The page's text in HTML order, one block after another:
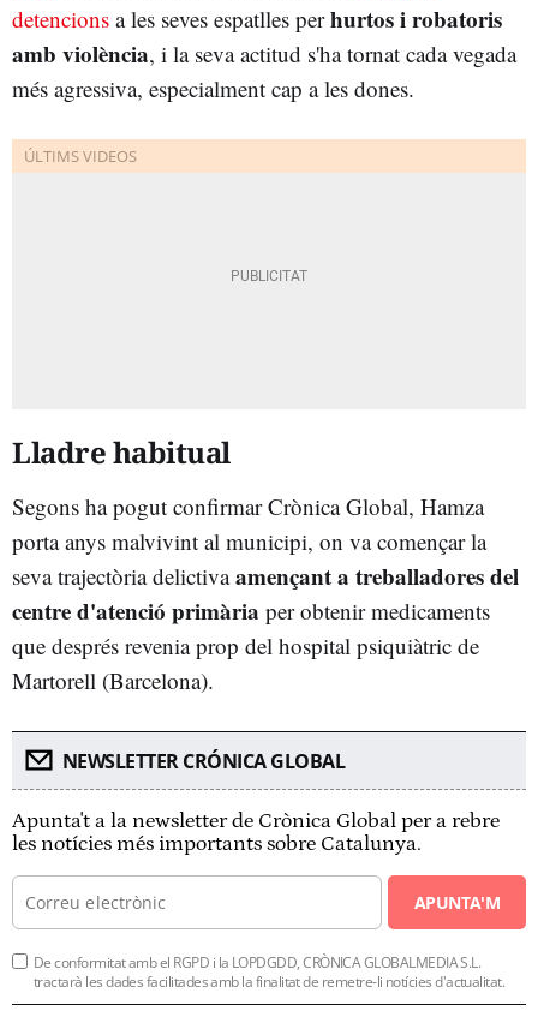
detencions a les seves espatlles perhurtos i robatoris
amb violència, i la seva actitud s'ha tornat cada vegada
més agressiva, especialment cap a les dones.
Lladre habitual
Segons ha pogut confirmar Crònica Global, Hamza
porta anys malvivint al municipi, on va començar la
seva trajectòria delictivaamençant a treballadores del
centre d'atenció primària per obtenir medicaments
que després revenia prop del hospital psiquiàtric de
Martorell (Barcelona).
NEWSLETTER CRÓNICA GLOBAL
Apunta't a la newsletter de Crònica Global per a rebre
les notícies més importants sobre Catalunya.
APUNTA'M
De conformitat amb el RGPD i la LOPDGDD, CRÒNICA GLOBALMEDIA S.L.
tractarà les dades facilitades amb la finalitat de remetre-li notícies d'actualitat.